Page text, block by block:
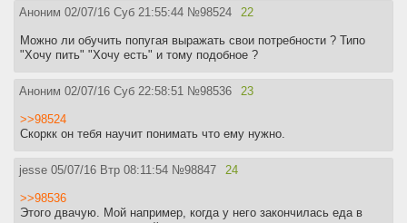
Аноним 02/07/16 Суб 21:55:44 №98524 22
Можно ли обучить попугая выражать свои потребности ? Типо
"Хочу пить" "Хочу есть" и тому подобное ?
Аноним 02/07/16 Суб 22:58:51 №98536 23
>>98524
Скоркк он тебя научит понимать что ему нужно.
jesse 05/07/16 Втр 08:11:54 №98847 24
>>98536
Этого двачую. Мой например, когда у него закончилась еда в